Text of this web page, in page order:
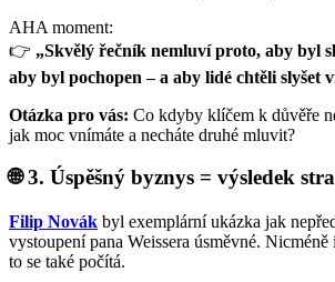
AHA moment:
👉 „Skvělý řečník nemluví proto, aby byl
aby byl pochopen – a aby lidé chtěli slyšet
Otázka pro vás: Co kdyby klíčem k důvěře
jak moc vnímáte a necháte druhé mluvit?
🌐 3. Úspěšný byznys = výsledek
Filip Novák byl exemplární ukázka jak
vystoupení pana Weissera úsměvné. Nicméně
to se také počítá.